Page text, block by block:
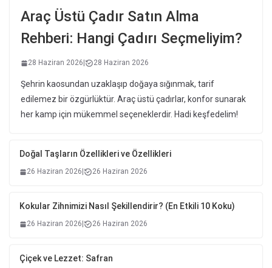
Araç Üstü Çadır Satın Alma
Rehberi: Hangi Çadırı Seçmeliyim?
28 Haziran 2026 28 Haziran 2026
Şehrin kaosundan uzaklaşıp doğaya sığınmak, tarif
edilemez bir özgürlüktür. Araç üstü çadırlar, konfor sunarak
her kamp için mükemmel seçeneklerdir. Hadi keşfedelim!
Doğal Taşların Özellikleri ve Özellikleri
26 Haziran 2026 26 Haziran 2026
Kokular Zihnimizi Nasıl Şekillendirir? (En Etkili 10 Koku)
26 Haziran 2026 26 Haziran 2026
Çiçek ve Lezzet: Safran